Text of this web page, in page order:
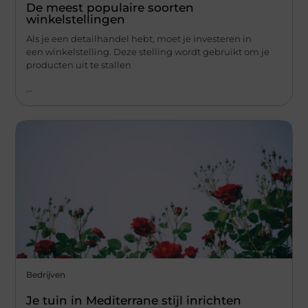
De meest populaire soorten
winkelstellingen
Als je een detailhandel hebt, moet je investeren in
een winkelstelling. Deze stelling wordt gebruikt om je
producten uit te stallen
Bedrijven
Je tuin in Mediterrane stijl inrichten